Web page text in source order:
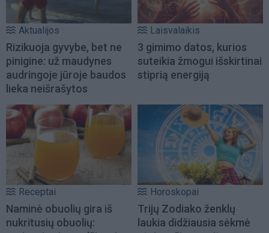
Aktualijos
Rizikuoja gyvybe, bet ne
pinigine: už maudynes
audringoje jūroje baudos
lieka neišrašytos
Laisvalaikis
3 gimimo datos, kurios
suteikia žmogui išskirtinai
stiprią energiją
Receptai
Naminė obuolių gira iš
nukritusių obuolių:
Horoskopai
Trijų Zodiako ženklų
laukia didžiausia sėkmė